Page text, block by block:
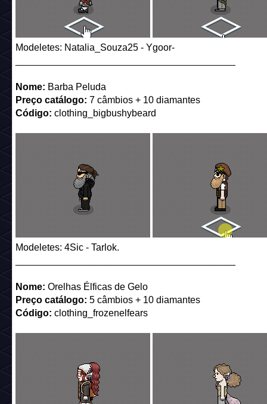
Modeletes: Natalia_Souza25 - Ygoor-
Nome: Barba Peluda
Preço catálogo: 7 câmbios + 10 diamantes
Código: clothing_bigbushybeard
Modeletes: 4Sic - Tarlok.
Nome: Orelhas Élficas de Gelo
Preço catálogo: 5 câmbios + 10 diamantes
Código: clothing_frozenelfears